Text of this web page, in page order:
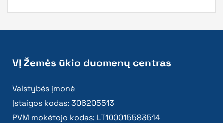
VĮ Žemės ūkio duomenų centras
Valstybės įmonė
Įstaigos kodas: 306205513
PVM mokėtojo kodas: LT100015583514